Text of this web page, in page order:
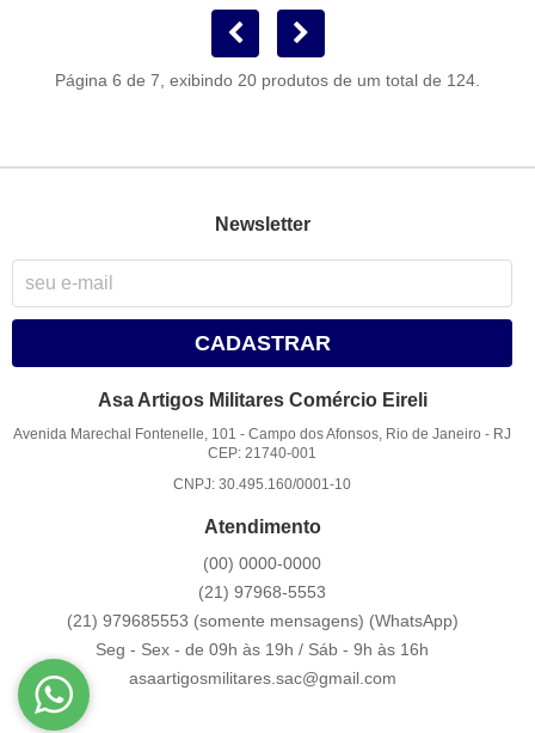
Página 6 de 7, exibindo 20 produtos de um total de 124.
Newsletter
CADASTRAR
Asa Artigos Militares Comércio Eireli
Avenida Marechal Fontenelle, 101 -Campo dos Afonsos, Rio de Janeiro - RJ
CEP: 21740-001
CNPJ: 30.495.160/0001-10
Atendimento
(00) 0000-0000
(21) 97968-5553
(21) 979685553 (somente mensagens) (WhatsApp)
Seg - Sex - de 09h às 19h / Sáb - 9h às 16h
asaartigosmilitares.sac@gmail.com